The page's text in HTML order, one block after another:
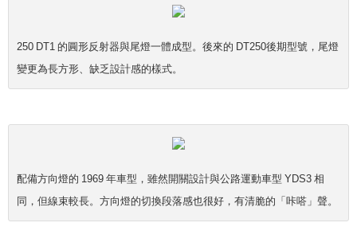
250 DT1 的圓形反射器與尾燈一體成型。後來的 DT250後期型號，尾燈
變更為長方形、缺乏設計感的樣式。
配備方向燈的 1969 年車型，雖然開關設計與公路運動車型 YDS3 相
同，但線束較長。方向燈的切換段落感也很好，有清脆的「咔嗒」聲。